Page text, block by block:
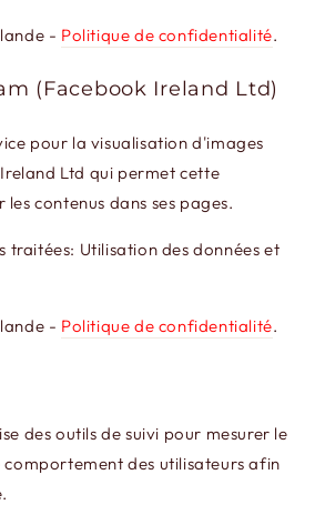
- Politique de confidentialité.
(Facebook Ireland Ltd)
pour la visualisation d'images
Ltd qui permet cette
contenus dans ses pages.
traitées: Utilisation des données et
- Politique de confidentialité.
des outils de suivi pour mesurer le
des utilisateurs afin